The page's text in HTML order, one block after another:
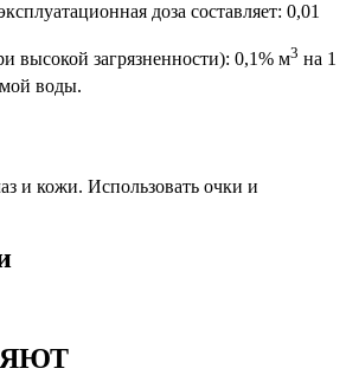
доза составляет: 0,01
высокой загрязненности): 0,1% м3 на 1
воды.
и кожи. Использовать очки и